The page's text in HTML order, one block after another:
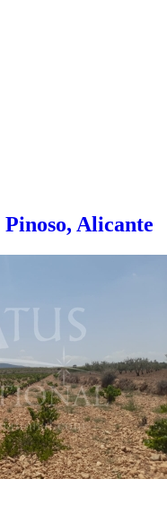
Pinoso, Alicante